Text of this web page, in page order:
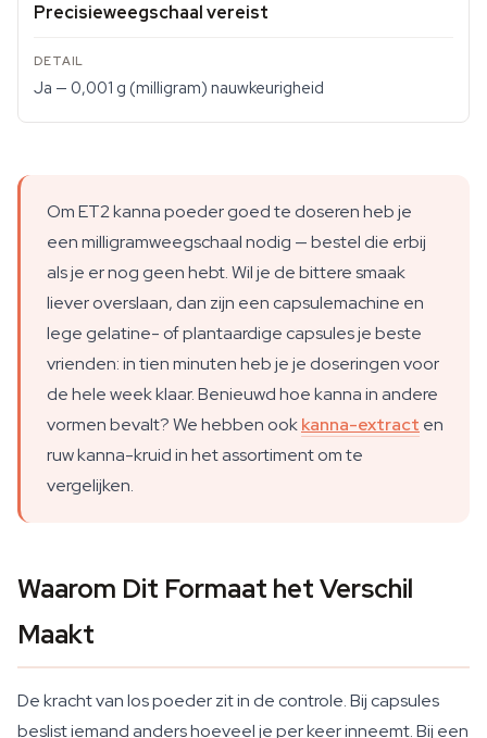
Precisieweegschaal vereist
Ja — 0,001 g (milligram) nauwkeurigheid
Om ET2 kanna poeder goed te doseren heb je
een milligramweegschaal nodig — bestel die erbij
als je er nog geen hebt. Wil je de bittere smaak
liever overslaan, dan zijn een capsulemachine en
lege gelatine- of plantaardige capsules je beste
vrienden: in tien minuten heb je je doseringen voor
de hele week klaar. Benieuwd hoe kanna in andere
vormen bevalt? We hebben ookkanna-extract en
ruw kanna-kruid in het assortiment om te
vergelijken.
Waarom Dit Formaat het Verschil
Maakt
De kracht van los poeder zit in de controle. Bij capsules
beslist iemand anders hoeveel je per keer inneemt. Bij een